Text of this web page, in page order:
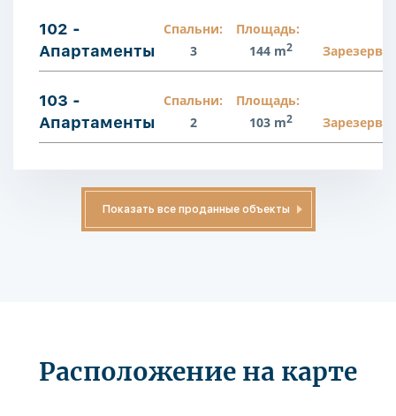
102 -
Апартаменты
Спальни:
3
Площадь:
144 m2
103 -
Апартаменты
Спальни:
2
Площадь:
103 m2
Показать все проданные объекты
Расположение на карте